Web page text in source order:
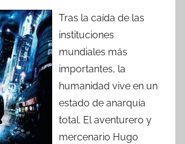
Tras la caída de las
instituciones
mundiales más
importantes, la
humanidad vive en un
estado de anarquía
total. El aventurero y
mercenario Hugo